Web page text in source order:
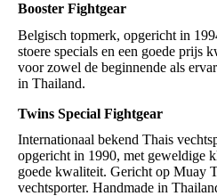
Booster Fightgear
Belgisch topmerk, opgericht in
stoere specials en een goede prijs
voor zowel de beginnende als
in Thailand.
Twins Special Fightgear
Internationaal bekend Thais
opgericht in 1990, met geweldige
goede kwaliteit. Gericht op Muay
vechtsporter. Handmade in